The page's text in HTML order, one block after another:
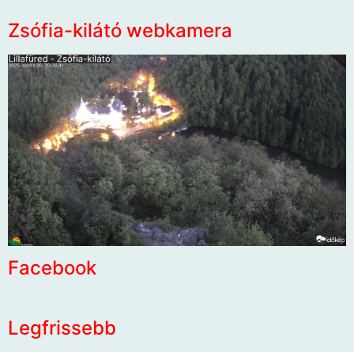
Zsófia-kilátó webkamera
Facebook
Legfrissebb